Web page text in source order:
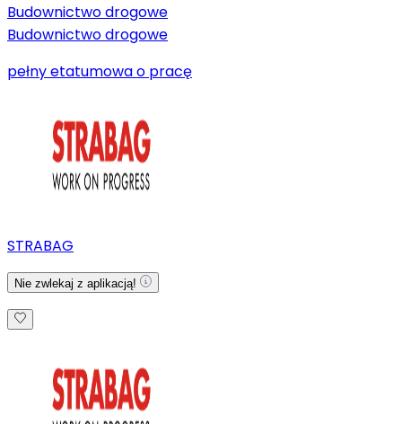
Budownictwo drogowe
Budownictwo drogowe
pełny etatumowa o pracę
STRABAG
Nie zwlekaj z aplikacją!